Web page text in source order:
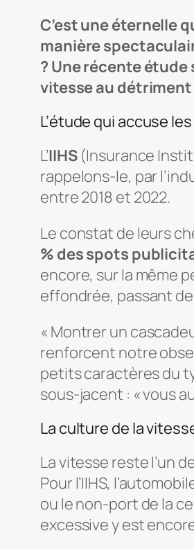
C’est une éternelle
manière
? Une récente
vitesse au
L’étude qui accuse
L’IIHS(Insurance
rappelons-le, par
entre 2018 et 2022.
Le constat de leurs
% des spots
encore, sur la même
effondrée, passant de
« Montrer un
renforcent notre
petits caractères du
sous-jacent : « vous
La culture de la
La vitesse reste l’un
Pour l’IIHS,
ou le non-port de la
excessive y est